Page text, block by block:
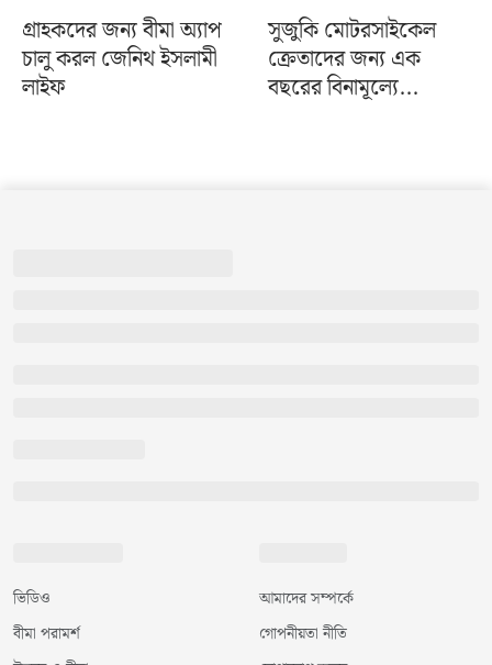
গ্রাহকদের জন্য বীমা অ্যাপ
চালু করল জেনিথ ইসলামী
লাইফ
সুজুকি মোটরসাইকেল
ক্রেতাদের জন্য এক
বছরের বিনামূল্যে...
ভিডিও
বীমা পরামর্শ
আমাদের সম্পর্কে
গোপনীয়তা নীতি